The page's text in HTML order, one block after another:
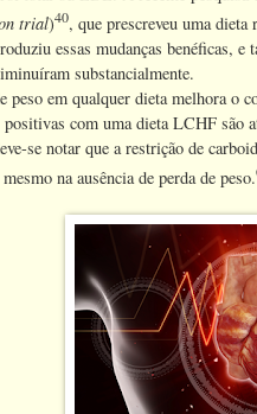
trial)40, que prescreveu uma dieta
essas mudanças benéficas,
substancialmente.
peso em qualquer dieta melhora o
positivas com uma dieta LCHF são
se notar que a restrição de
na ausência de perda de peso.